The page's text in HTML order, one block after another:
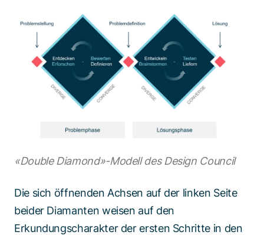
«Double Diamond»-Modell des Design Council
Die sich öffnenden Achsen auf der linken Seite
beider Diamanten weisen auf den
Erkundungscharakter der ersten Schritte in den